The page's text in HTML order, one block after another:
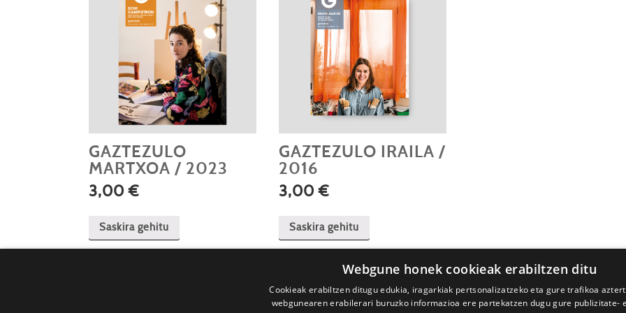
GAZTEZULO
MARTXOA / 2023
3,00€
Saskira gehitu
GAZTEZULO IRAILA /
2016
3,00€
Saskira gehitu
Webgune honek cookieak erabiltzen ditu
Cookieak erabiltzen ditugu edukia, iragarkiak pertsonalizatzeko eta gure trafikoa
webgunearen erabilerari buruzko informazioa ere partekatzen dugu gure publizitate-